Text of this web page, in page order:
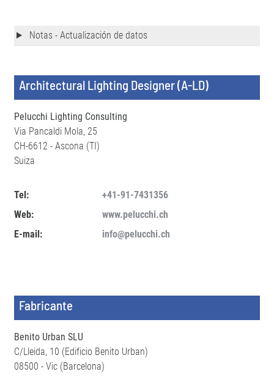
Notas - Actualización de datos
Architectural Lighting Designer (A-LD)
Pelucchi Lighting Consulting
Via Pancaldi Mola, 25
CH-6612 - Ascona (TI)
Suiza
Tel:
+41-91-7431356
Web:
www.pelucchi.ch
E-mail:
info@pelucchi.ch
Fabricante
Benito Urban SLU
C/Lleida, 10 (Edificio Benito Urban)
08500 - Vic (Barcelona)